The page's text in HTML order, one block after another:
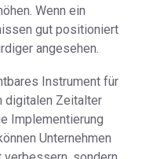
Wenn ein
gut positioniert
angesehen.
Instrument für
digitalen Zeitalter
Implementierung
Unternehmen